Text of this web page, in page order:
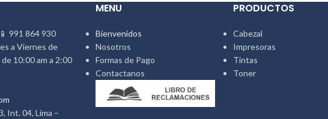
991 864 930
a Viernes de
10:00 am a 2:00
Int. 04, Lima –
MENU
Bienvenidos
Nosotros
Formas de Pago
Contactanos
PRODUCTOS
Cabezal
Impresoras
Tintas
Toner